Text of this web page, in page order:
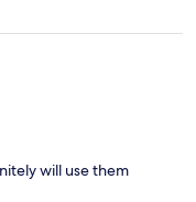
will use them